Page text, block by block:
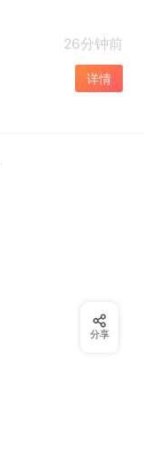
26分钟前
详情
分享